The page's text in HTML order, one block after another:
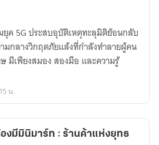
ยุค 5G ประสบอุบัติเหตุทะลุมิติย้อนกลับ
มกลางวิกฤตภัยแล้งที่กำลังทำลายผู้คน
ษ มีเพียงสมอง สองมือ และความรู้
น.
งมีมินิมาร์ท : ร้านค้าแห่งยุทธ